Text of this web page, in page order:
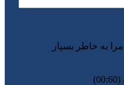
مرا به خاطر بسپار
(00:
60
)